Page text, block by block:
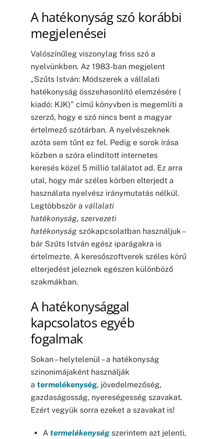
A hatékonyság szó korábbi
megjelenései
Valószínűleg viszonylag friss szó a
nyelvünkben. Az 1983-ban megjelent
„Szűts István: Módszerek a vállalati
hatékonyság összehasonlító elemzésére (
kiadó: KJK)” című könyvben is megemlíti a
szerző, hogy e szó nincs bent a magyar
értelmező szótárban. A nyelvészeknek
azóta sem tűnt ez fel. Pedig e sorok írása
közben a szóra elindított internetes
keresés közel 5 millió találatot ad. Ez arra
utal, hogy már széles körben elterjedt a
használata nyelvész iránymutatás nélkül.
Legtöbbször a vállalati
hatékonyság, szervezeti
hatékonyságszókapcsolatban használjuk –
bár Szűts István egész iparágakra is
értelmezte. A keresőszoftverek széles körű
elterjedést jeleznek egészen különböző
szakmákban.
A hatékonysággal
kapcsolatos egyéb
fogalmak
Sokan – helytelenül – a hatékonyság
szinonimájaként használják
a termelékenység, jövedelmezőség,
gazdaságosság, nyereségesség szavakat.
Ezért vegyük sorra ezeket a szavakat is!
A termelékenység szerintem azt jelenti,